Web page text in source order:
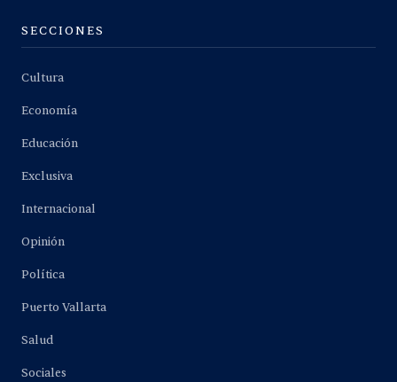
SECCIONES
Cultura
Economía
Educación
Exclusiva
Internacional
Opinión
Política
Puerto Vallarta
Salud
Sociales